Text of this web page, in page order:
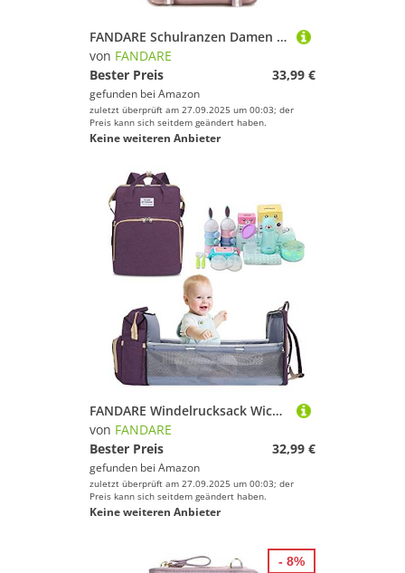
FANDARE Schulranzen Damen Herren Schulrucksack Mädchen Teenager Rucksack Schule mit Süßer Anhänger Junge Kinderrucksack Schultasche Daypack Tagesrucksack Uni Wasserdicht Daypack School Bag Lila
von FANDARE
Bester Preis
33,99 €
gefunden bei Amazon
zuletzt überprüft am 27.09.2025 um 00:03; der
Preis kann sich seitdem geändert haben.
Keine weiteren Anbieter
FANDARE Windelrucksack Wickeltasche Rucksack Babytaschen mit Bett Babyrucksack Schultasche Teenager Mädchen Rucksäcke Schulranzen Große Reise Mommy Daypacks Damen Herren Faltbares Kinderbett Lila
von FANDARE
Bester Preis
32,99 €
gefunden bei Amazon
zuletzt überprüft am 27.09.2025 um 00:03; der
Preis kann sich seitdem geändert haben.
Keine weiteren Anbieter
- 8%